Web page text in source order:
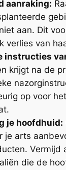
aanraking:
aan. Dit
verlies van
instructies
krijgt na de
op voor
je hoofdhuid:
je arts
Vermijd
die de